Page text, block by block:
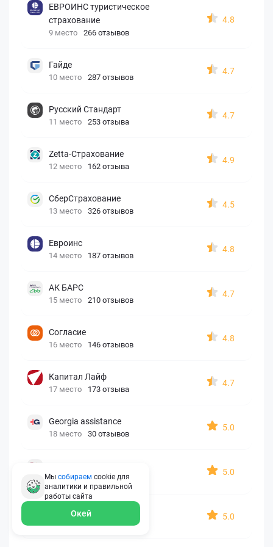
ЕВРОИНС туристическое
страхование
9 место 266 отзывов
4.8
Гайде
10 место 287 отзывов
4.7
Русский Стандарт
11 место 253 отзыва
4.7
Zetta-Страхование
12 место 162 отзыва
4.9
СберСтрахование
13 место 326 отзывов
4.5
Евроинс
14 место 187 отзывов
4.8
АК БАРС
15 место 210 отзывов
4.7
Согласие
16 место 146 отзывов
4.8
Капитал Лайф
17 место 173 отзыва
4.7
Georgia assistance
18 место 30 отзывов
5.0
19 место 10 отзывов
5.0
АйАйСи
5.0
Мы собираем cookie для
аналитики и правильной
работы сайта
Окей